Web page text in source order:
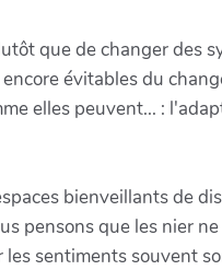
que de changer des
évitables du
elles peuvent... :
bienveillants de
pensons que les nier
sentiments souvent